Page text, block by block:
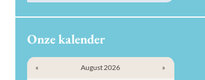
Onze kalender
« August 2026 »